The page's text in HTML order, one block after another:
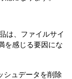
は、ファイルサイ
を感じる要因にな
シュデータを削除